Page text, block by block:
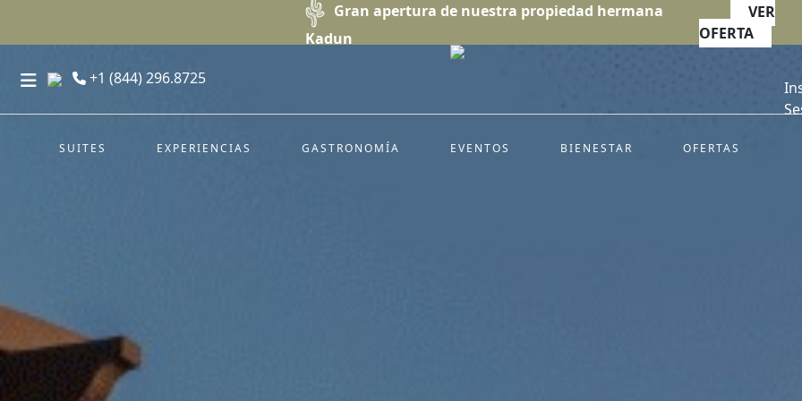
+1 (844) 296.8725
SUITES EXPERIENCIAS GASTRONOMÍA EVENTOS BIENESTAR OFERTAS
Gran apertura de nuestra propiedad hermana
Kadun
VER
OFERTA